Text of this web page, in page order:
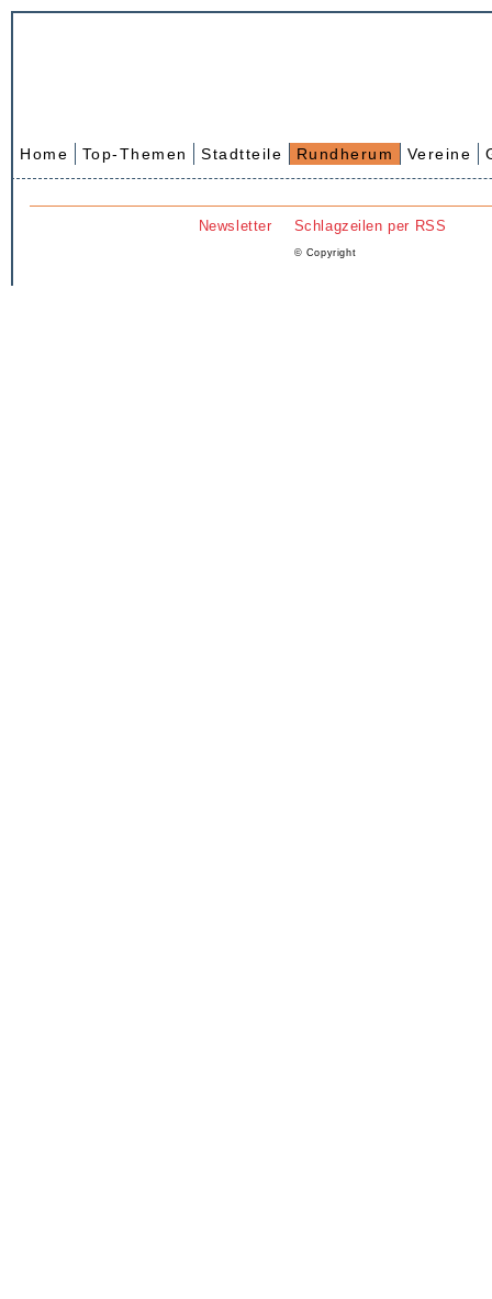
Home Top-Themen Stadtteile Rundherum Vereine
Newsletter Schlagzeilen per RSS
© Copyright